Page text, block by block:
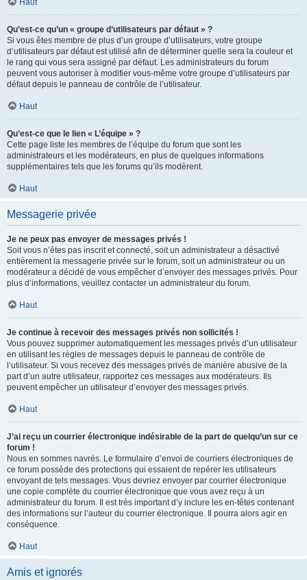
Haut
Qu’est-ce qu’un « groupe d’utilisateurs par défaut » ?
Si vous êtes membre de plus d’un groupe d’utilisateurs, votre groupe
d’utilisateurs par défaut est utilisé afin de déterminer quelle sera la couleur et
le rang qui vous sera assigné par défaut. Les administrateurs du forum
peuvent vous autoriser à modifier vous-même votre groupe d’utilisateurs par
défaut depuis le panneau de contrôle de l’utilisateur.
Haut
Qu’est-ce que le lien « L’équipe » ?
Cette page liste les membres de l’équipe du forum que sont les
administrateurs et les modérateurs, en plus de quelques informations
supplémentaires tels que les forums qu’ils modèrent.
Haut
Messagerie privée
Je ne peux pas envoyer de messages privés !
Soit vous n’êtes pas inscrit et connecté, soit un administrateur a désactivé
entièrement la messagerie privée sur le forum, soit un administrateur ou un
modérateur a décidé de vous empêcher d’envoyer des messages privés. Pour
plus d’informations, veuillez contacter un administrateur du forum.
Haut
Je continue à recevoir des messages privés non sollicités !
Vous pouvez supprimer automatiquement les messages privés d’un utilisateur
en utilisant les règles de messages depuis le panneau de contrôle de
l’utilisateur. Si vous recevez des messages privés de manière abusive de la
part d’un autre utilisateur, rapportez ces messages aux modérateurs. Ils
peuvent empêcher un utilisateur d’envoyer des messages privés.
Haut
J’ai reçu un courrier électronique indésirable de la part de quelqu’un sur ce
forum !
Nous en sommes navrés. Le formulaire d’envoi de courriers électroniques de
ce forum possède des protections qui essaient de repérer les utilisateurs
envoyant de tels messages. Vous devriez envoyer par courrier électronique
une copie complète du courrier électronique que vous avez reçu à un
administrateur du forum. Il est très important d’y inclure les en-têtes contenant
des informations sur l’auteur du courrier électronique. Il pourra alors agir en
conséquence.
Haut
Amis et ignorés